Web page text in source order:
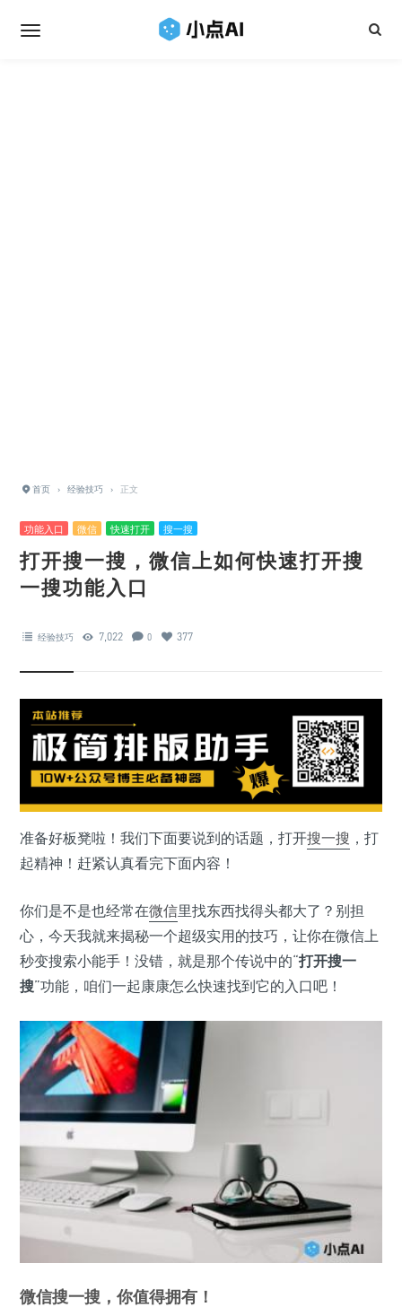
首页 › 经验技巧 › 正文
功能入口 微信 快速打开 搜一搜
打开搜一搜，微信上如何快速打开搜
一搜功能入口
经验技巧 7,022 0 377
准备好板凳啦！我们下面要说到的话题，打开搜一搜 ，打
起精神！赶紧认真看完下面内容！
你们是不是也经常在微信里找东西找得头都大了？别担
心，今天我就来揭秘一个超级实用的技巧，让你在微信上
秒变搜索小能手！没错，就是那个传说中的“打开搜一
搜”功能，咱们一起康康怎么快速找到它的入口吧！
微信搜一搜，你值得拥有！